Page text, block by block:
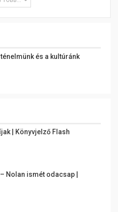
és a kultúránk
| Könyvjelző Flash
Nolan ismét odacsap |